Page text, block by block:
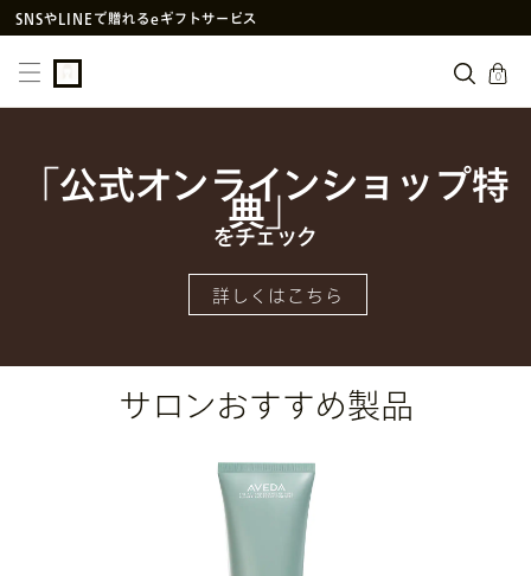
SNSやLINE で贈れるeギフトサービス
PayPay決済がご利用いただけるようになりました
cart
0
「公式オンラインショップ特
典」
をチェック
詳しくはこちら
サロンおすすめ製品